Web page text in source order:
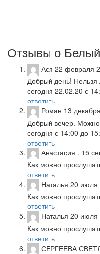
Отзывы о
Ася 22 февраля
Добрый день! Нельзя
сегодня 22.02.20 с
ответить
Роман 13
Добрый вечер. Можно
сегодня с 14:00 до
ответить
Анастасия . 15
Как можно
ответить
Наталья 20 июля
Как можно
ответить
Наталья 20 июля
Как можно
ответить
СЕРГЕЕВА